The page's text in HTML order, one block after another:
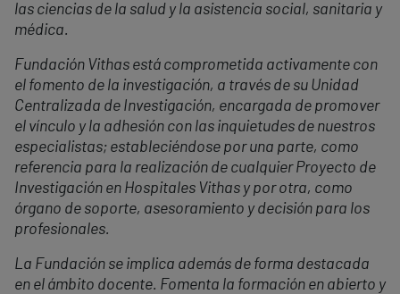
las ciencias de la salud y la asistencia social, sanitaria y
médica.
Fundación Vithas está comprometida activamente con
el fomento de la investigación, a través de su Unidad
Centralizada de Investigación, encargada de promover
el vínculo y la adhesión con las inquietudes de nuestros
especialistas; estableciéndose por una parte, como
referencia para la realización de cualquier Proyecto de
Investigación en Hospitales Vithas y por otra, como
órgano de soporte, asesoramiento y decisión para los
profesionales.
La Fundación se implica además de forma destacada
en el ámbito docente. Fomenta la formación en abierto y